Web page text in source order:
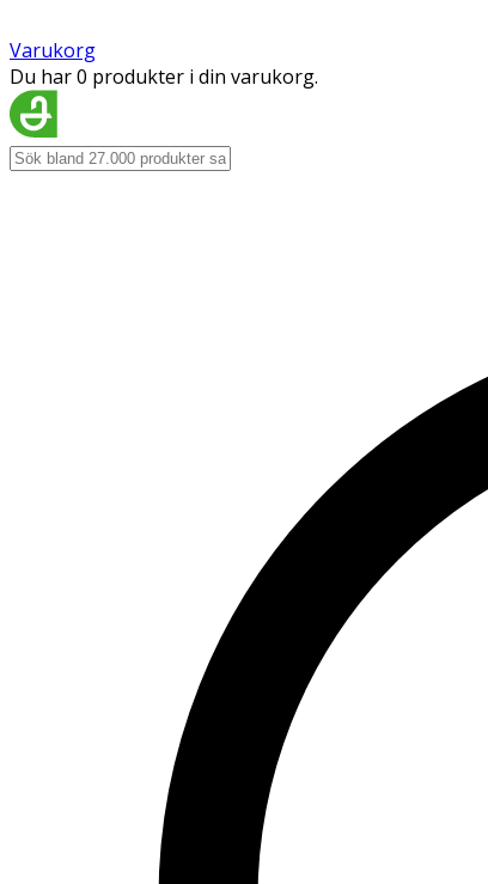
Varukorg
Du har 0 produkter i din varukorg.